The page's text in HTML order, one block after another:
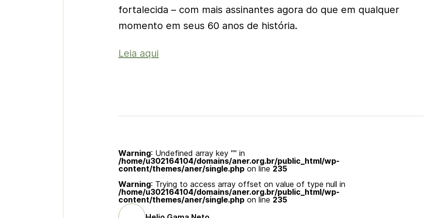
fortalecida – com mais assinantes agora do que em qualquer
momento em seus 60 anos de história.
Leia aqui
Warning: Undefined array key "" in
/home/u302164104/domains/aner.org.br/public_html/wp-
content/themes/aner/single.php on line 235
Warning: Trying to access array offset on value of type null in
/home/u302164104/domains/aner.org.br/public_html/wp-
content/themes/aner/single.php on line 235